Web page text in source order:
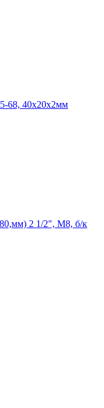
68, 40х20х2мм
2 1/2", М8, б/к